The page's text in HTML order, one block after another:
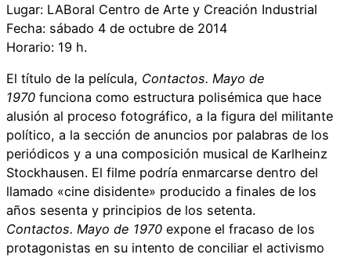
Lugar: LABoral Centro de Arte y Creación Industrial
Fecha: sábado 4 de octubre de 2014
Horario: 19 h.
El título de la película, Contactos. Mayo de
1970 funciona como estructura polisémica que hace
alusión al proceso fotográfico, a la figura del militante
político, a la sección de anuncios por palabras de los
periódicos y a una composición musical de Karlheinz
Stockhausen. El filme podría enmarcarse dentro del
llamado «cine disidente» producido a finales de los
años sesenta y principios de los setenta.
Contactos. Mayo de 1970 expone el fracaso de los
protagonistas en su intento de conciliar el activismo